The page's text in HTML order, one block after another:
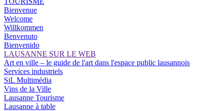
Bienvenue
Welcome
Willkommen
Benvenuto
Bienvenido
LAUSANNE SUR LE WEB
Art en ville – le guide de l'art dans l'espace public lausannois
Services industriels
SiL Multimédia
Vins de la Ville
Lausanne Tourisme
Lausanne à table